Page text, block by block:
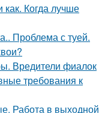
как. Когда лучше
Проблема с туей.
Вредители фиалок
требования к
Работа в выходной